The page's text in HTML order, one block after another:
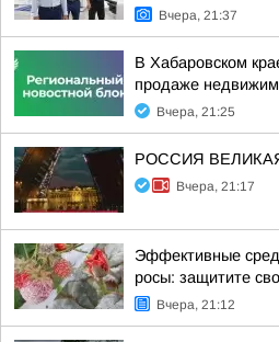
Вчера, 21:37
В Хабаровском
продаже
Вчера, 21:25
РОССИЯ
Вчера, 21:17
Эффективные
росы: защитите
Вчера, 21:12